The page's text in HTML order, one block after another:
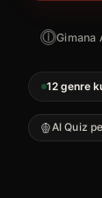
ⓘGimana
12 genre
AI Quiz